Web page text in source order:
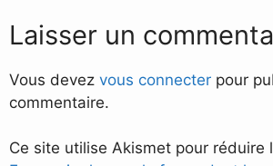
Laisser un
Vous devez vous connecter pour
commentaire.
Ce site utilise Akismet pour réduire